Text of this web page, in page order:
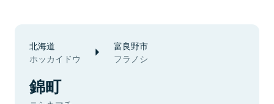
北海道
ホッカイドウ
富良野市
フラノシ
錦町